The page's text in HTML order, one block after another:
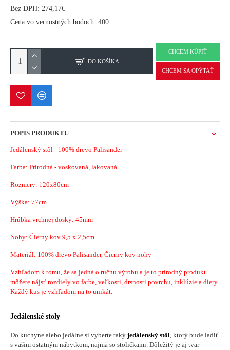
Bez DPH: 274,17€
Cena vo vernostných bodoch: 400
DO KOŠÍKA
CHCEM KÚPIŤ
CHCEM SA OPÝTAŤ
POPIS PRODUKTU
Jedálenský stôl - 100% drevo Palisander
Farba: Prírodná - voskovaná, lakovaná
Rozmery: 120x80cm
Výška: 77cm
Hrúbka vrchnej dosky: 45mm
Nohy: Čierny kov 9,5 x 2,5cm
Materiál: 100% drevo Palisander, Čierny kov nohy
Vzhľadom k tomu, že sa jedná o ručnu výrobu a je to prírodný produkt
môžete nájsť rozdiely vo farbe, veľkosti, drsnosti povrchu, inklúzie a diery.
Každý kus je vzhľadom na to unikát.
Jedálenské stoly
Do kuchyne alebo jedálne si vyberte taký jedálenský stôl, ktorý bude ladiť
s vašim ostatným nábytkom, najmä so stoličkami. Dôležitý je aj tvar